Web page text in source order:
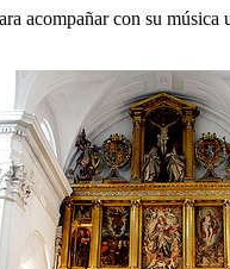
acompañar con su música